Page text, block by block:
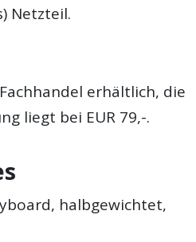
Netzteil.
erhältlich, die
liegt bei EUR 79,-.
halbgewichtet,